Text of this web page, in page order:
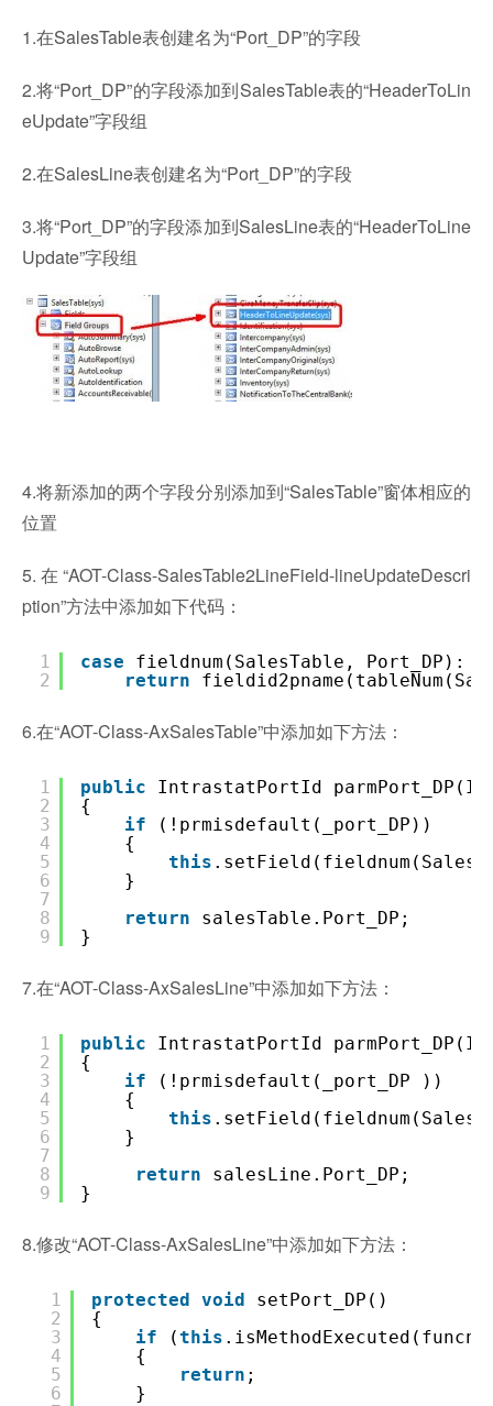
1.在SalesTable表创建名为“Port_DP”的字段
2.将“Port_DP”的字段添加到SalesTable表的“HeaderToLin
eUpdate”字段组
2.在SalesLine表创建名为“Port_DP”的字段
3.将“Port_DP”的字段添加到SalesLine表的“HeaderToLine
Update”字段组
4.将新添加的两个字段分别添加到“SalesTable”窗体相应的
位置
5.在“AOT-Class-SalesTable2LineField-lineUpdateDescri
ption”方法中添加如下代码：
1
2
case
fieldnum(SalesTable, Port_DP):
return
6.在“AOT-Class-AxSalesTable”中添加如下方法：
1
2
3
4
5
6
7
8
9
public
IntrastatPortId
{
if
{
this
}
return
salesTable.Port_DP;
}
7.在“AOT-Class-AxSalesLine”中添加如下方法：
1
2
3
4
5
6
7
8
9
public
IntrastatPortId
{
if
(!prmisdefault(_port_DP ))
{
this
}
return
salesLine.Port_DP;
}
8.修改“AOT-Class-AxSalesLine”中添加如下方法：
1
2
3
4
5
6
protected void
setPort_DP()
{
if
(this
{
return ;
}